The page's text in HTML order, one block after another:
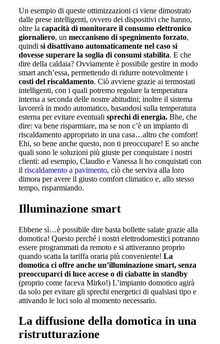
Un esempio di queste ottimizzazioni ci viene dimostrato
dalle prese intelligenti, ovvero dei dispositivi che hanno,
oltre la capacità di monitorare il consumo elettronico
giornaliero, un meccanismo di spegnimento forzato,
quindi si disattivano automaticamente nel caso si
dovesse superare la soglia di consumi stabilita. E che
dire della caldaia? Ovviamente è possibile gestire in modo
smart anch’essa, permettendo di ridurre notevolmente i
costi del riscaldamento. Ciò avviene grazie ai termostati
intelligenti, con i quali potremo regolare la temperatura
interna a seconda delle nostre abitudini; inoltre il sistema
lavorerà in modo automatico, basandosi sulla temperatura
esterna per evitare eventuali sprechi di energia. Bhe, che
dire: va bene risparmiare, ma se non c’è un impianto di
riscaldamento appropriato in una casa…altro che comfort!
Ehi, so bene anche questo, non ti preoccupare! E so anche
quali sono le soluzioni più giuste per conquistare i nostri
clienti: ad esempio, Claudio e Vanessa li ho conquistati con
il riscaldamento a pavimento, ciò che serviva alla loro
dimora per avere il giusto comfort climatico e, allo stesso
tempo, risparmiando.
Illuminazione smart
Ebbene sì…è possibile dire basta bollette salate grazie alla
domotica! Questo perché i nostri elettrodomestici potranno
essere programmati da remoto e si attiveranno proprio
quando scatta la tariffa oraria più conveniente! La
domotica ci offre anche un’illuminazione smart, senza
preoccuparci di luce accese o di ciabatte in standby
(proprio come faceva Mirko!) L’impianto domotico agirà
da solo per evitare gli sprechi energetici di qualsiasi tipo e
attivando le luci solo al momento necessario.
La diffusione della domotica in una
ristrutturazione